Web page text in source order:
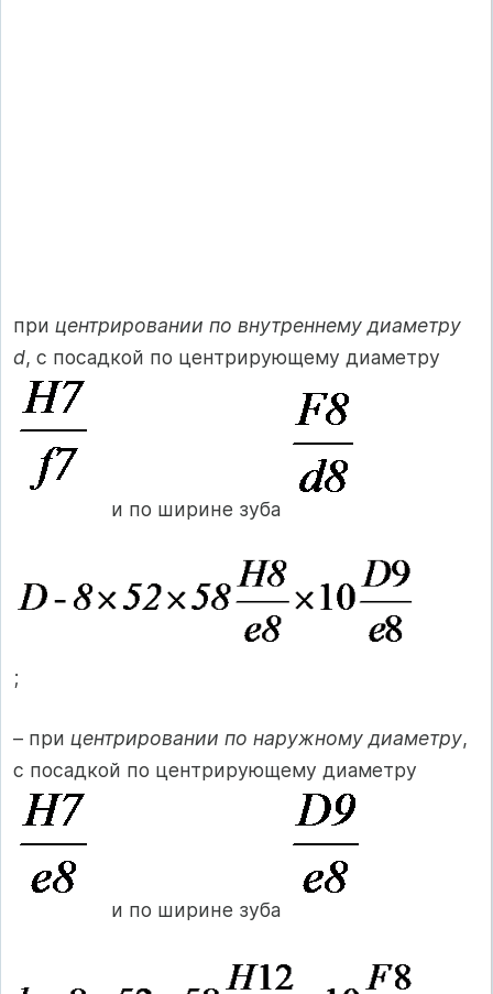
при центрировании по внутреннему диаметру
d, с посадкой по центрирующему диаметру
и по ширине зуба
;
– при центрировании по наружному диаметру,
с посадкой по центрирующему диаметру
и по ширине зуба